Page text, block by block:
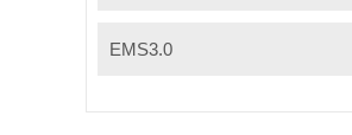
EMS3.0